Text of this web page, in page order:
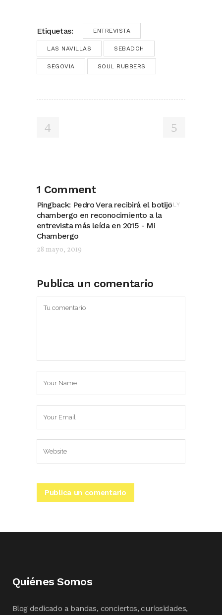
Etiquetas: ENTREVISTA
LAS NAVILLAS SEBADOH
SEGOVIA SOUL RUBBERS
1 Comment
REPLY
Pingback: Pedro Vera recibirá el botijo
chambergo en reconocimiento a la
entrevista más leída en 2015 - Mi
Chambergo
28 mayo, 2019
Publica un comentario
Quiénes Somos
Blog dedicado a bandas, conciertos, curiosidades,